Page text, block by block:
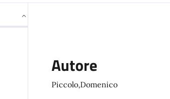
Autore
Piccolo,Domenico